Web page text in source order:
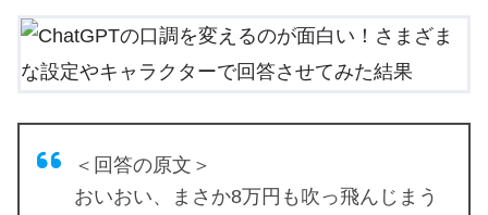
＜回答の原文＞
おいおい、まさか8万円も吹っ飛んじまう